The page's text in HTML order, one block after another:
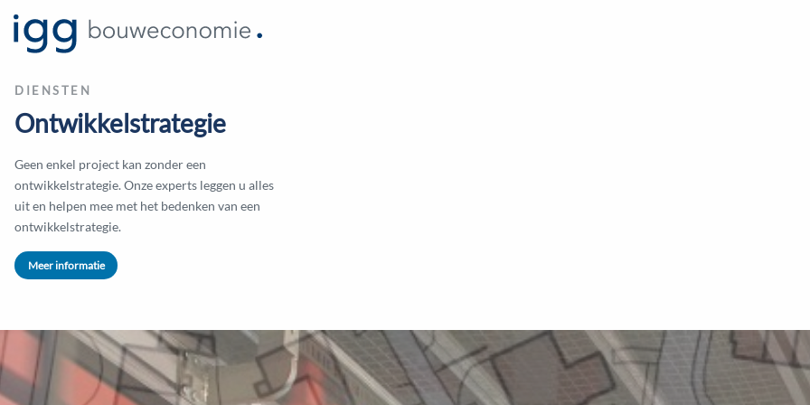
DIENSTEN
Ontwikkelstrategie
Geen enkel project kan zonder een
ontwikkelstrategie. Onze experts leggen u alles
uit en helpen mee met het bedenken van een
ontwikkelstrategie.
Meer informatie